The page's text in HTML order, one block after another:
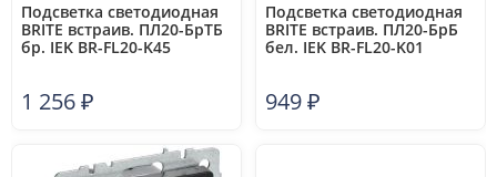
Подсветка светодиодная
BRITE встраив. ПЛ20-БрТБ
бр. IEK BR-FL20-K45
1 256₽
Подсветка светодиодная
BRITE встраив. ПЛ20-БрБ
бел. IEK BR-FL20-K01
949₽